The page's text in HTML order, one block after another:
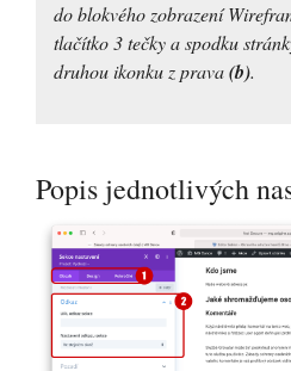
do blokvého zobrazení
tlačítko 3 tečky a spodku
druhou ikonku z prava(b).
Popis jednotlivých